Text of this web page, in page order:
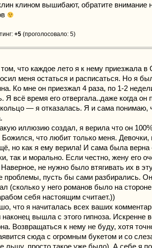
клином вышибают, обратите внимание
+5 (проголосовало: 5)
что каждое лето я к нему приезжала
меня остаться и расписаться. Но я
Ко мне он приезжал 4 раза, по 1-2
Я всё время его отвергала..даже когда он
— я отказалась. Я и сама понимаю,
иллюзию создал, я верила что он
Божился, что любит только меня. Девочки,
но как я ему верила! И сама была верна
так и морально. Если честно, жену его
Наверное, не нужно было втягивать их в
проблемы, пусть бы сами разбирались.
(сколько у него романов было на
себя настоящим считает.))
что я начиталась всех ваших
вышла с этого гипноза. Искренне
Возвращаться к нему не буду, хотя
сюда с огромным букетом и со
льщу, просто такое уже было). А себе я